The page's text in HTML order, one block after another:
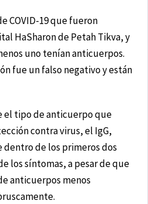
COVID-19 que fueron
HaSharon de Petah Tikva, y
uno tenían anticuerpos.
fue un falso negativo y están
el tipo de anticuerpo que
contra virus, el IgG,
de los primeros dos
los síntomas, a pesar de que
anticuerpos menos